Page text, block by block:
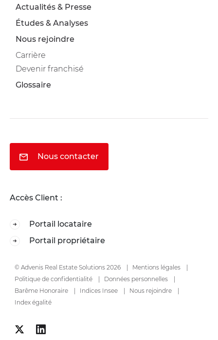
Actualités & Presse
Études & Analyses
Nous rejoindre
Carrière
Devenir franchisé
Glossaire
Nous contacter
Accès Client :
Portail locataire
Portail propriétaire
© Advenis Real Estate Solutions 2026
Mentions légales
Politique de confidentialité
Données personnelles
Barême Honoraire
Indices Insee
Nous rejoindre
Index égalité